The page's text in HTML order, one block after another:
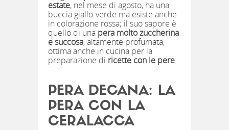
estate, nel mese di agosto, ha una
buccia giallo-verde ma esiste anche
in colorazione rossa; il suo sapore è
quello di una pera molto zuccherina
e succosa, altamente profumata,
ottima anche in cucina per la
preparazione di ricette con le pere.
PERA DECANA: LA
PERA CON LA
CERALACCA